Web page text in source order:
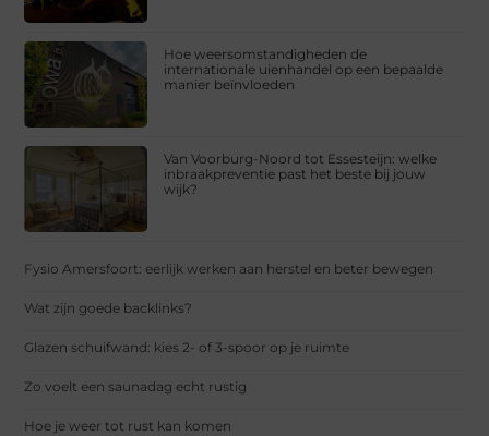
Hoe weersomstandigheden de
internationale uienhandel op een bepaalde
manier beïnvloeden
Van Voorburg-Noord tot Essesteijn: welke
inbraakpreventie past het beste bij jouw
wijk?
Fysio Amersfoort: eerlijk werken aan herstel en beter bewegen
Wat zijn goede backlinks?
Glazen schuifwand: kies 2- of 3-spoor op je ruimte
Zo voelt een saunadag echt rustig
Hoe je weer tot rust kan komen